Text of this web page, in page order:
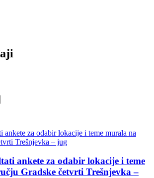
ankete za odabir lokacije i teme
Gradske četvrti Trešnjevka –